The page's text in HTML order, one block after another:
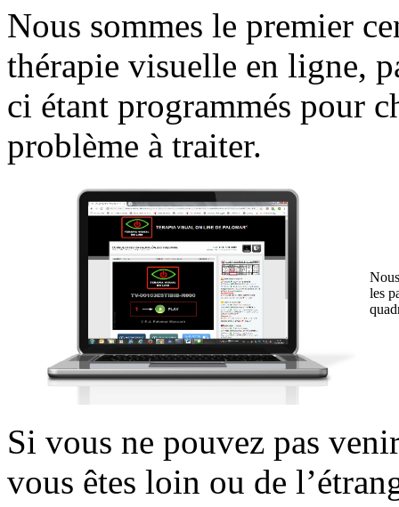
Nous sommes le premier
thérapie visuelle en ligne,
ci étant programmés pour
problème à traiter.
les
Si vous ne pouvez pas
vous êtes loin ou de